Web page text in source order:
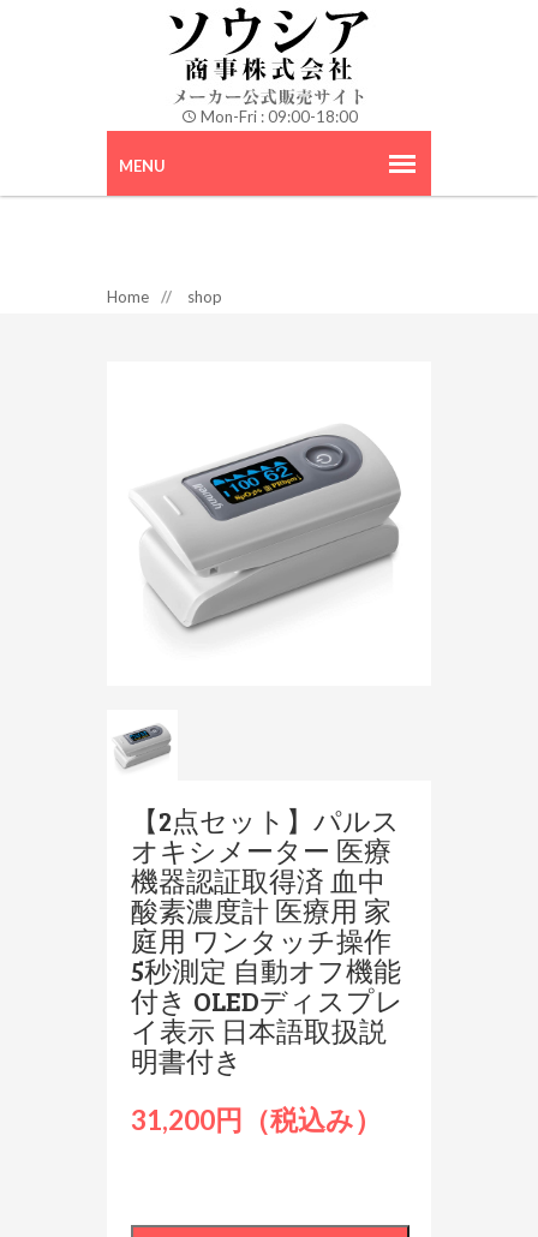
Mon-Fri : 09:00-18:00
Home // shop
【2点セット】パルス
オキシメーター 医療
機器認証取得済 血中
酸素濃度計 医療用 家
庭用 ワンタッチ操作
5秒測定 自動オフ機能
付き OLEDディスプレ
イ表示 日本語取扱説
明書付き
31,200円（税込み）